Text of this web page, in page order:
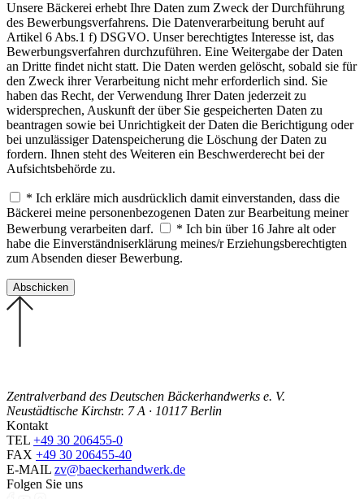
Unsere Bäckerei erhebt Ihre Daten zum Zweck der Durchführung
des Bewerbungsverfahrens. Die Datenverarbeitung beruht auf
Artikel 6 Abs.1 f) DSGVO. Unser berechtigtes Interesse ist, das
Bewerbungsverfahren durchzuführen. Eine Weitergabe der Daten
an Dritte findet nicht statt. Die Daten werden gelöscht, sobald sie für
den Zweck ihrer Verarbeitung nicht mehr erforderlich sind. Sie
haben das Recht, der Verwendung Ihrer Daten jederzeit zu
widersprechen, Auskunft der über Sie gespeicherten Daten zu
beantragen sowie bei Unrichtigkeit der Daten die Berichtigung oder
bei unzulässiger Datenspeicherung die Löschung der Daten zu
fordern. Ihnen steht des Weiteren ein Beschwerderecht bei der
Aufsichtsbehörde zu.
* Ich erkläre mich ausdrücklich damit einverstanden, dass die
Bäckerei meine personenbezogenen Daten zur Bearbeitung meiner
Bewerbung verarbeiten darf.
* Ich bin über 16 Jahre alt oder
habe die Einverständniserklärung meines/r Erziehungsberechtigten
zum Absenden dieser Bewerbung.
Zentralverband des Deutschen Bäckerhandwerks e. V.
Neustädtische Kirchstr. 7 A · 10117 Berlin
Kontakt
TEL +49 30 206455-0
FAX +49 30 206455-40
E-MAIL zv@baeckerhandwerk.de
Folgen Sie uns